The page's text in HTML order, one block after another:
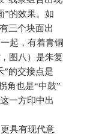
”的效果。如
三个块面出
起，有着青铜
图八）是朱复
”的交接点是
角也是“中鼓”
一方印中出
具有现代意